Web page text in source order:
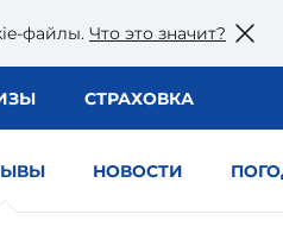
файлы. Что это значит?
СТРАХОВКА
НОВОСТИ